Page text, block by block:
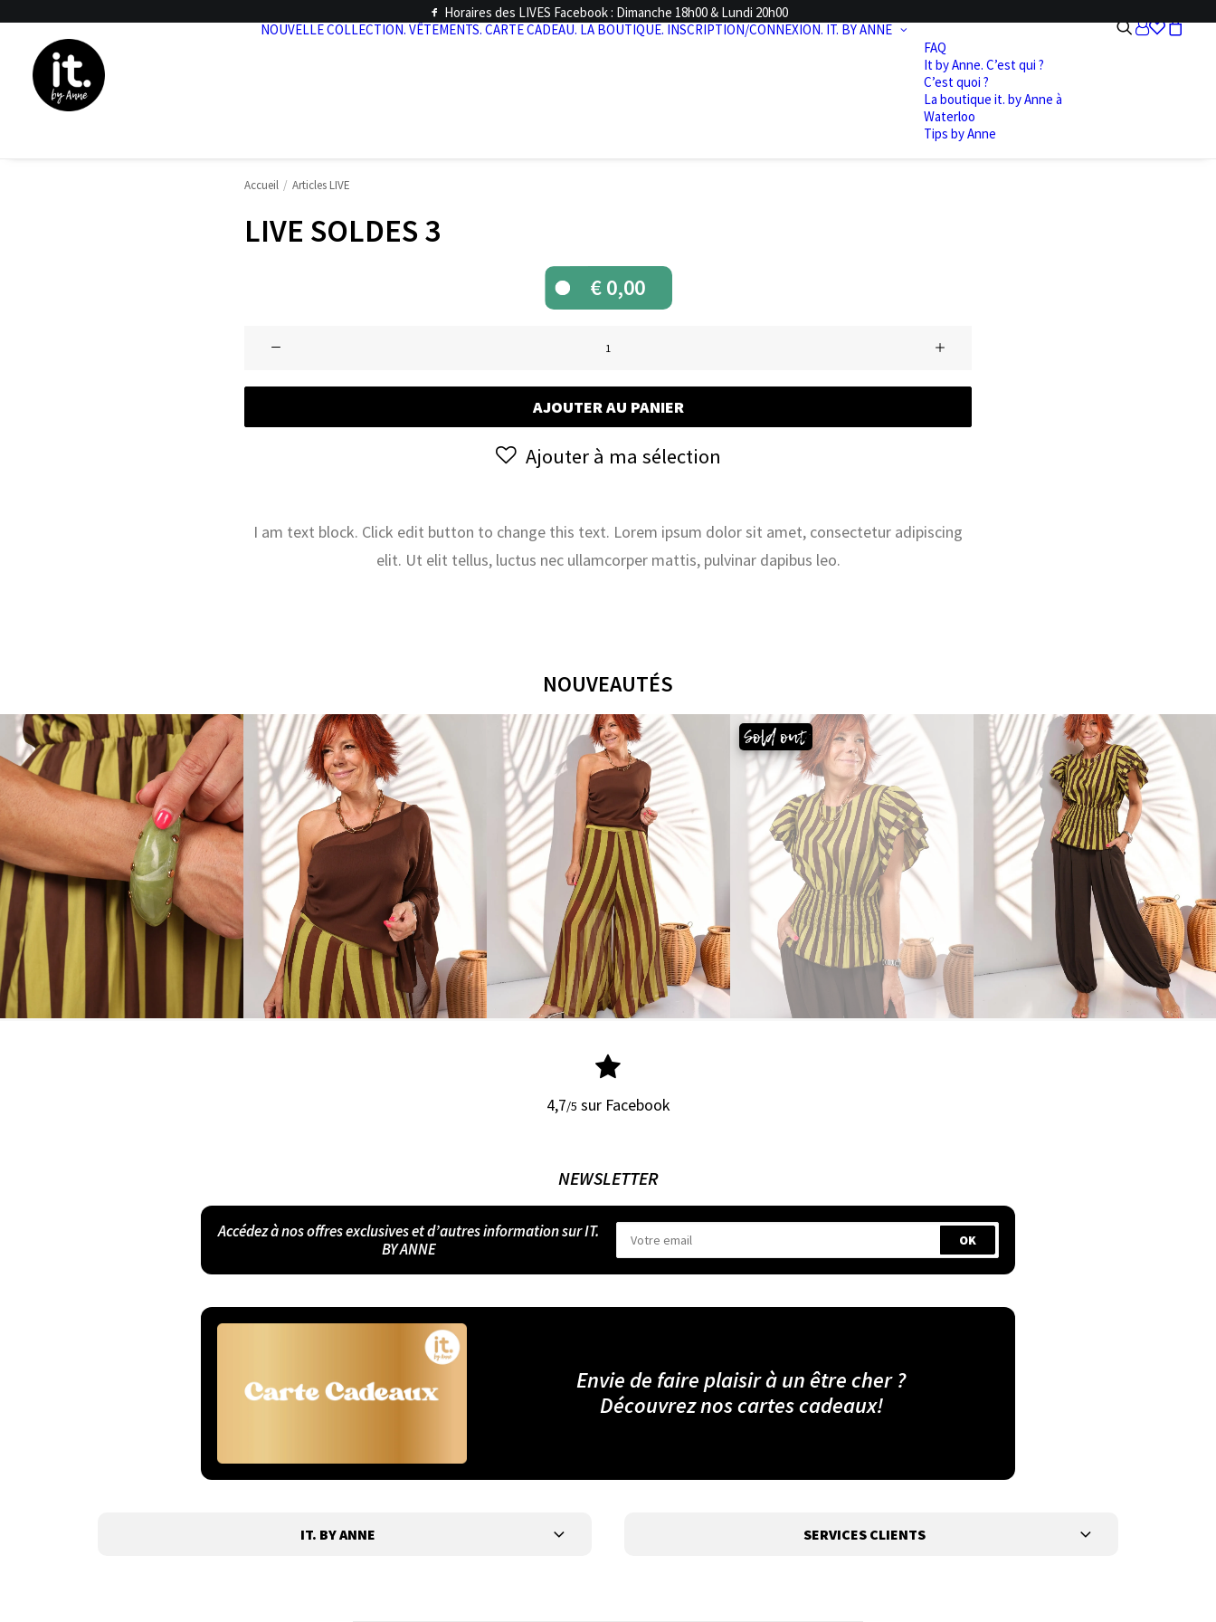
Horaires des LIVES Facebook : Dimanche 18h00 & Lundi 20h00
NOUVELLE COLLECTION. VÊTEMENTS. CARTE CADEAU. LA BOUTIQUE. INSCRIPTION/CONNEXION. IT. BY ANNE
FAQ
It by Anne. C’est qui ?
C’est quoi ?
La boutique it. by Anne à
Waterloo
Tips by Anne
Accueil Articles LIVE
LIVE SOLDES 3
€0,00
LIVE
SOLDES
3
AJOUTER AU PANIER
Ajouter à ma sélection
I am text block. Click edit button to change this text. Lorem ipsum dolor sit amet, consectetur adipiscing
elit. Ut elit tellus, luctus nec ullamcorper mattis, pulvinar dapibus leo.
NOUVEAUTÉS
Sold out
4,7/5 sur Facebook
NEWSLETTER
Accédez à nos offres exclusives et d’autres information sur IT.
BY ANNE
Envie de faire plaisir à un être cher ?
Découvrez nos cartes cadeaux!
IT. BY ANNE SERVICES CLIENTS